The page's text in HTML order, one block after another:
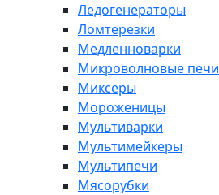
Ледогенераторы
Ломтерезки
Медленноварки
Микроволновые печи
Миксеры
Мороженицы
Мультиварки
Мультимейкеры
Мультипечи
Мясорубки